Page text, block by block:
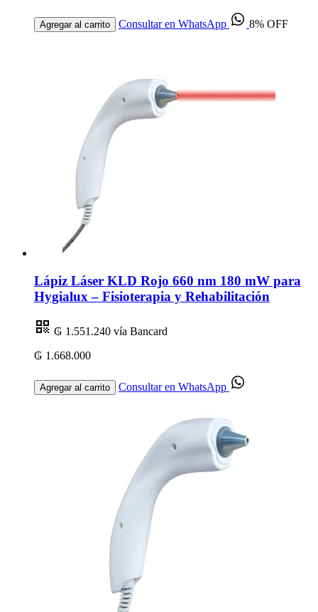
Agregar al carrito Consultar en WhatsApp 8% OFF
Lápiz Láser KLD Rojo 660 nm 180 mW para
Hygialux – Fisioterapia y Rehabilitación
₲ 1.551.240 vía Bancard
₲ 1.668.000
Agregar al carrito Consultar en WhatsApp